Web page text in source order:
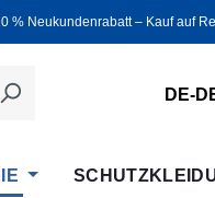
% Neukundenrabatt ‒ Kauf auf
DE-